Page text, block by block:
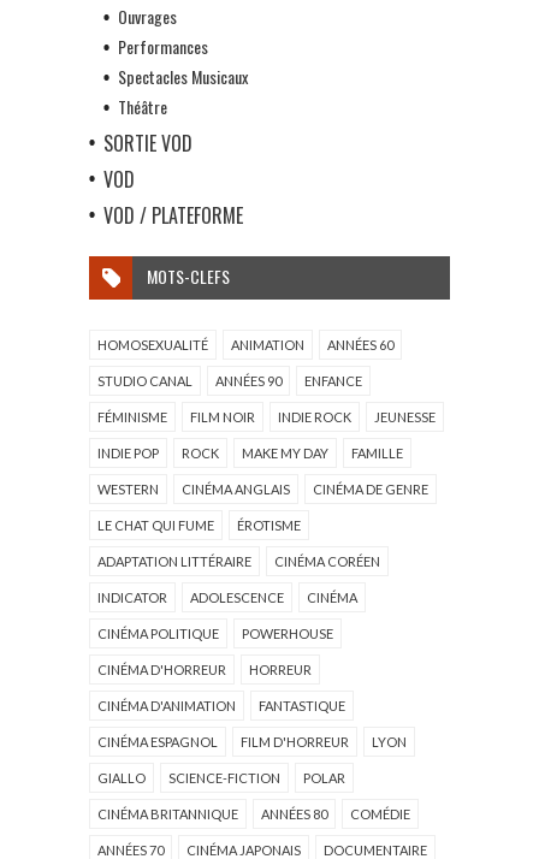
Ouvrages
Performances
Spectacles Musicaux
Théâtre
SORTIE VOD
VOD
VOD / PLATEFORME
MOTS-CLEFS
HOMOSEXUALITÉ ANIMATION ANNÉES 60
STUDIO CANAL ANNÉES 90 ENFANCE
FÉMINISME FILM NOIR INDIE ROCK JEUNESSE
INDIE POP ROCK MAKE MY DAY FAMILLE
WESTERN CINÉMA ANGLAIS CINÉMA DE GENRE
LE CHAT QUI FUME ÉROTISME
ADAPTATION LITTÉRAIRE CINÉMA CORÉEN
INDICATOR ADOLESCENCE CINÉMA
CINÉMA POLITIQUE POWERHOUSE
CINÉMA D'HORREUR HORREUR
CINÉMA D'ANIMATION FANTASTIQUE
CINÉMA ESPAGNOL FILM D'HORREUR LYON
GIALLO SCIENCE-FICTION POLAR
CINÉMA BRITANNIQUE ANNÉES 80 COMÉDIE
ANNÉES 70 CINÉMA JAPONAIS DOCUMENTAIRE